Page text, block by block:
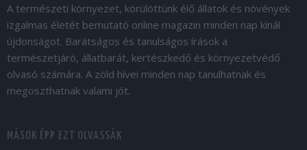
A természeti környezet, körülöttünk élő állatok és növények
izgalmas életét bemutató online magazin minden nap kínál
újdonságot. Barátságos és tanulságos írások a
természetjáró, állatbarát, kertészkedő és környezetvédő
olvasó számára. A zöld hívei minden nap tanulhatnak és
megoszthatnak valami jót.
MÁSOK ÉPP EZT OLVASSÁK